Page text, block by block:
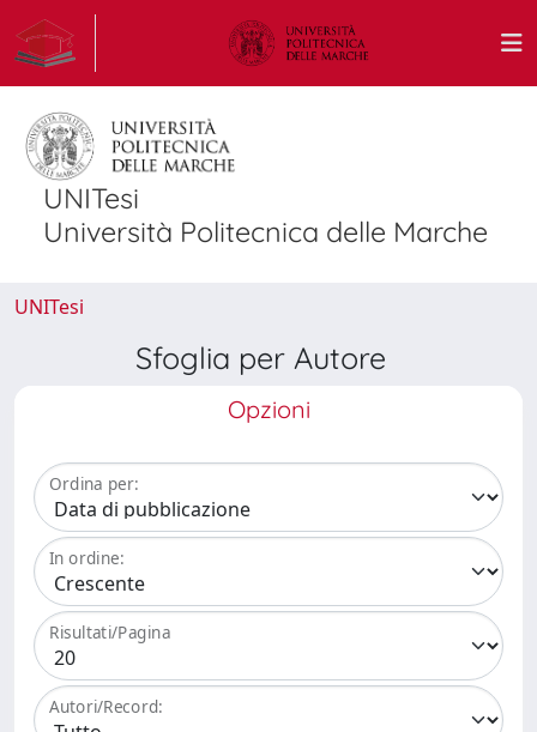
UNITesi
Università Politecnica delle Marche
UNITesi
Sfoglia per Autore
Opzioni
Ordina per:
In ordine:
Risultati/Pagina
Autori/Record: